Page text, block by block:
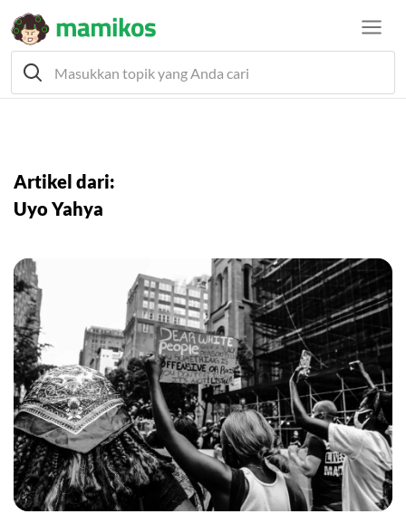
Artikel dari:
Uyo Yahya